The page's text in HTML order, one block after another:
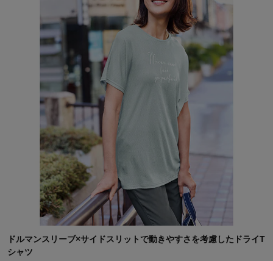
ドルマンスリーブ×サイドスリットで動きやすさを考慮したドライT
シャツ